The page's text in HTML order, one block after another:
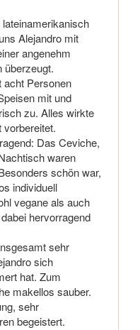
Alejandro mit
angenehm
überzeugt.
acht Personen
mit und
zu. Alles wirkte
vorbereitet.
Das Ceviche,
waren
schön war,
individuell
vegane als auch
hervorragend
sehr
sich
hat. Zum
makellos sauber.
sehr
begeistert.